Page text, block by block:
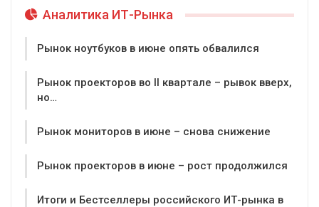
Аналитика ИТ-Рынка
Рынок ноутбуков в июне опять обвалился
Рынок проекторов во II квартале – рывок вверх,
но…
Рынок мониторов в июне – снова снижение
Рынок проекторов в июне – рост продолжился
Итоги и Бестселлеры российского ИТ-рынка в